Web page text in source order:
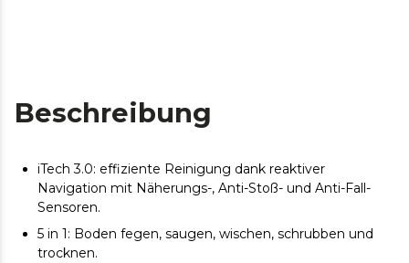
Beschreibung
iTech 3.0: effiziente Reinigung dank reaktiver
Navigation mit Näherungs-, Anti-Stoß- und Anti-Fall-
Sensoren.
5 in 1: Boden fegen, saugen, wischen, schrubben und
trocknen.